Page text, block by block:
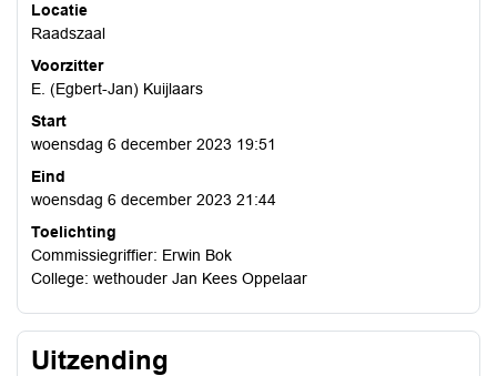
Locatie
Raadszaal
Voorzitter
E. (Egbert-Jan) Kuijlaars
Start
woensdag 6 december 2023 19:51
Eind
woensdag 6 december 2023 21:44
Toelichting
Commissiegriffier: Erwin Bok
College: wethouder Jan Kees Oppelaar
Uitzending